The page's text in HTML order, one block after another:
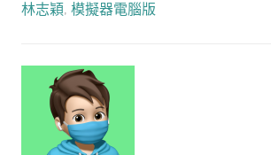
林志穎, 模擬器電腦版